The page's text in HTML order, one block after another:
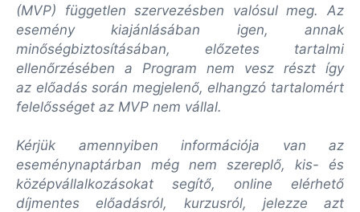
(MVP) független szervezésben valósul meg. Az
esemény kiajánlásában igen, annak
minőségbiztosításában, előzetes tartalmi
ellenőrzésében a Program nem vesz részt így
az előadás során megjelenő, elhangzó tartalomért
felelősséget az MVP nem vállal.
Kérjük amennyiben információja van az
eseménynaptárban még nem szereplő, kis- és
középvállalkozásokat segítő, online elérhető
díjmentes előadásról, kurzusról, jelezze azt